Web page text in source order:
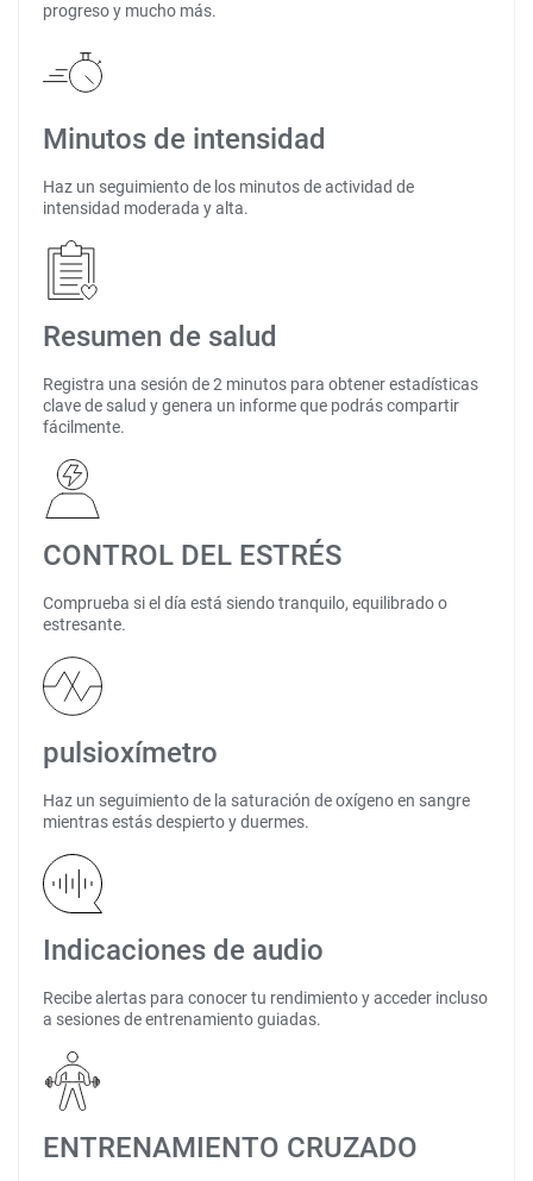
progreso y mucho más.
Minutos de intensidad
Haz un seguimiento de los minutos de actividad de
intensidad moderada y alta.
Resumen de salud
Registra una sesión de 2 minutos para obtener estadísticas
clave de salud y genera un informe que podrás compartir
fácilmente.
CONTROL DEL ESTRÉS
Comprueba si el día está siendo tranquilo, equilibrado o
estresante.
pulsioxímetro
Haz un seguimiento de la saturación de oxígeno en sangre
mientras estás despierto y duermes.
Indicaciones de audio
Recibe alertas para conocer tu rendimiento y acceder incluso
a sesiones de entrenamiento guiadas.
ENTRENAMIENTO CRUZADO